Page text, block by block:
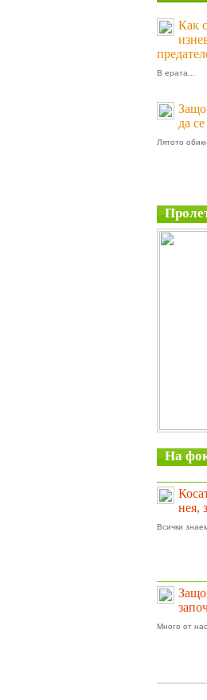
Как
В ерата...
Защо
да
Лятото
На
нея,
Всички
Защо
Много от нас